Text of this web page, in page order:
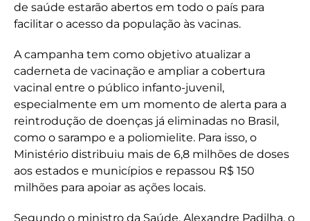
de saúde estarão abertos em todo o país para
facilitar o acesso da população às vacinas.
A campanha tem como objetivo atualizar a
caderneta de vacinação e ampliar a cobertura
vacinal entre o público infanto-juvenil,
especialmente em um momento de alerta para a
reintrodução de doenças já eliminadas no Brasil,
como o sarampo e a poliomielite. Para isso, o
Ministério distribuiu mais de 6,8 milhões de doses
aos estados e municípios e repassou R$ 150
milhões para apoiar as ações locais.
Segundo o ministro da Saúde, Alexandre Padilha, o